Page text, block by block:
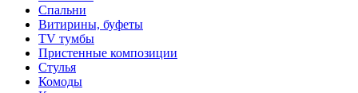
Спальни
Витирины, буфеты
TV тумбы
Пристенные композиции
Стулья
Комоды